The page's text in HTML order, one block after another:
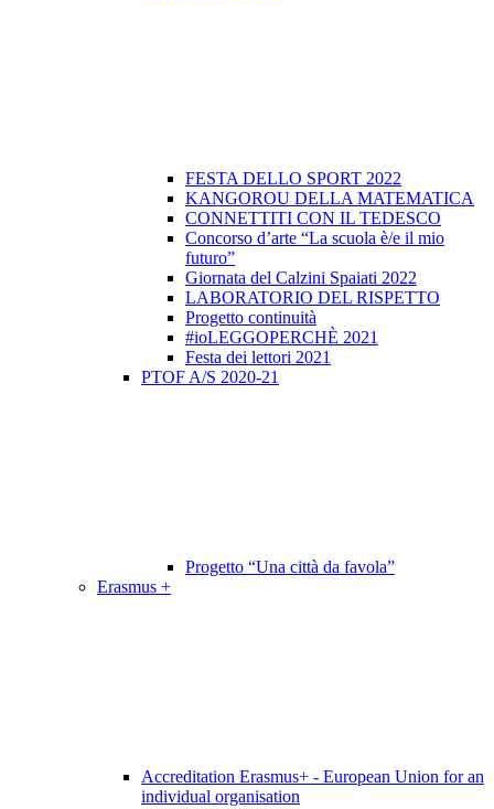
FESTA DELLO SPORT 2022
KANGOROU DELLA MATEMATICA
CONNETTITI CON IL TEDESCO
Concorso d’arte “La scuola è/e il mio
futuro”
Giornata del Calzini Spaiati 2022
LABORATORIO DEL RISPETTO
Progetto continuità
#ioLEGGOPERCHÈ 2021
Festa dei lettori 2021
PTOF A/S 2020-21
Progetto “Una città da favola”
Erasmus +
Accreditation Erasmus+ - European Union for an
individual organisation